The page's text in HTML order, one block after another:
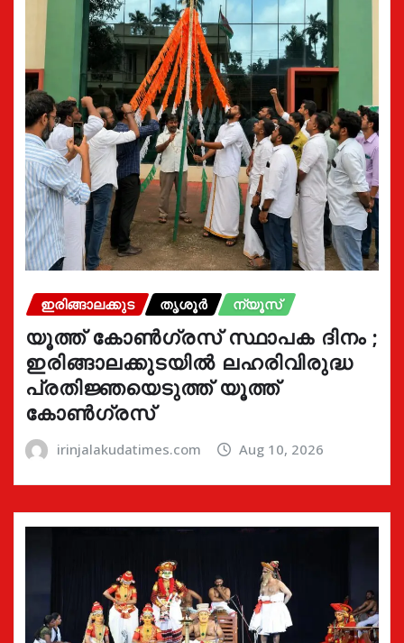
ഇരിങ്ങാലക്കുട തൃശൂർ ന്യൂസ്
യൂത്ത് കോൺഗ്രസ്‌ സ്ഥാപക ദിനം ;
ഇരിങ്ങാലക്കുടയിൽ ലഹരിവിരുദ്ധ
പ്രതിജ്ഞയെടുത്ത് യൂത്ത്
കോൺഗ്രസ്
irinjalakudatimes.com Aug 10, 2026